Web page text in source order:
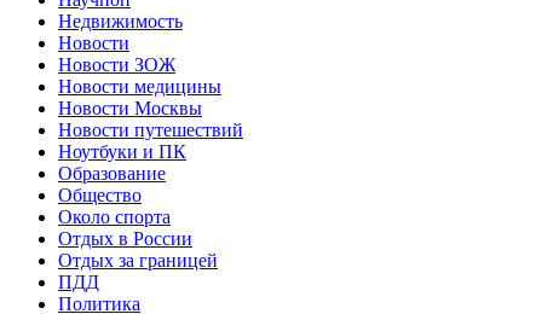
Недвижимость
Новости
Новости ЗОЖ
Новости медицины
Новости Москвы
Новости путешествий
Ноутбуки и ПК
Образование
Общество
Около спорта
Отдых в России
Отдых за границей
ПДД
Политика